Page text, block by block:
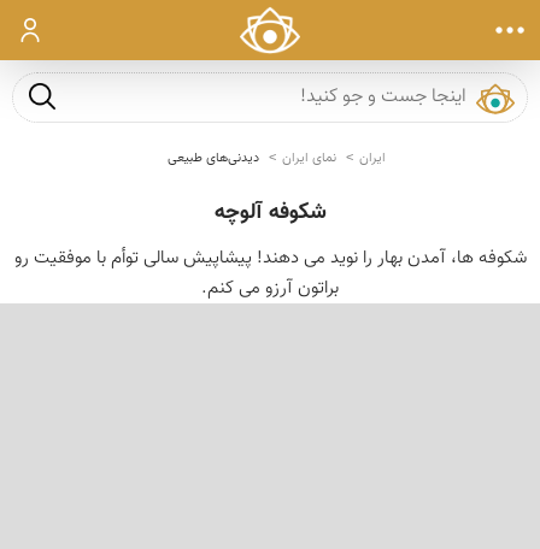
ورود
جست و
ایران نمای ایران دیدنی‌های طبیعی
شکوفه آلوچه
شکوفه ها، آمدن بهار را نوید می دهند! پیشاپیش سالی توأم با موفقیت رو
براتون آرزو می کنم.